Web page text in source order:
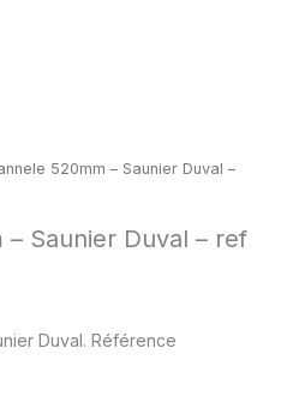
520mm – Saunier Duval –
Saunier Duval – ref
Duval. Référence